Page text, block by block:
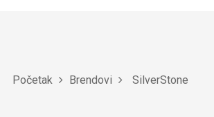
Početak Brendovi SilverStone